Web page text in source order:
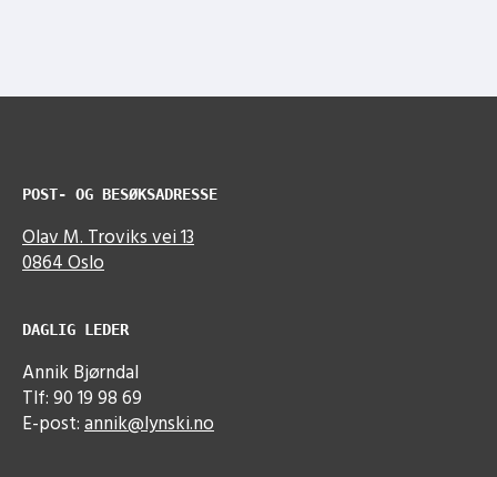
POST- OG BESØKSADRESSE
Olav M. Troviks vei 13
0864 Oslo
DAGLIG LEDER
Annik Bjørndal
Tlf: 90 19 98 69
E-post:annik@lynski.no